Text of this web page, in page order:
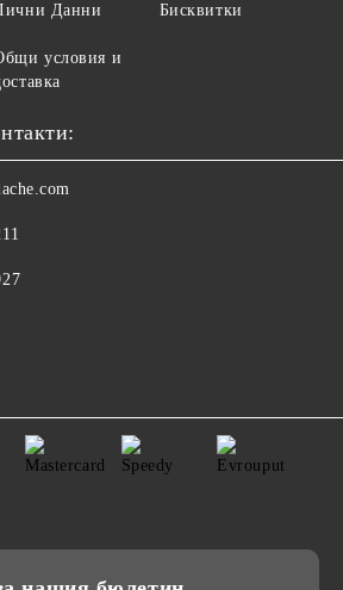
Данни
условия и
Бисквитки